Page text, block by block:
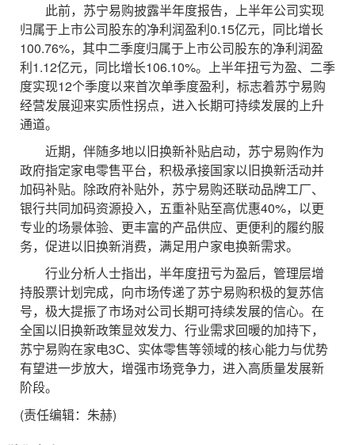
此前，苏宁易购披露半年度报告，上半年公司实现
归属于上市公司股东的净利润盈利0.15亿元，同比增长
100.76%，其中二季度归属于上市公司股东的净利润盈
利1.12亿元，同比增长106.10%。上半年扭亏为盈、二季
度实现12个季度以来首次单季度盈利，标志着苏宁易购
经营发展迎来实质性拐点，进入长期可持续发展的上升
通道。
近期，伴随多地以旧换新补贴启动，苏宁易购作为
政府指定家电零售平台，积极承接国家以旧换新活动并
加码补贴。除政府补贴外，苏宁易购还联动品牌工厂、
银行共同加码资源投入，五重补贴至高优惠40%，以更
专业的场景体验、更丰富的产品供应、更便利的履约服
务，促进以旧换新消费，满足用户家电换新需求。
行业分析人士指出，半年度扭亏为盈后，管理层增
持股票计划完成，向市场传递了苏宁易购积极的复苏信
号，极大提振了市场对公司长期可持续发展的信心。在
全国以旧换新政策显效发力、行业需求回暖的加持下，
苏宁易购在家电3C、实体零售等领域的核心能力与优势
有望进一步放大，增强市场竞争力，进入高质量发展新
阶段。
(责任编辑：朱赫)